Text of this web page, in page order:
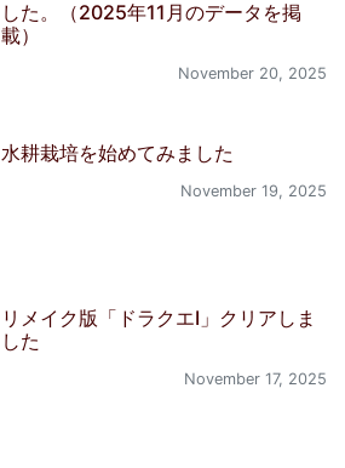
した。（2025年11月のデータを掲
載）
November 20, 2025
水耕栽培を始めてみました
November 19, 2025
リメイク版「ドラクエI」クリアしま
した
November 17, 2025